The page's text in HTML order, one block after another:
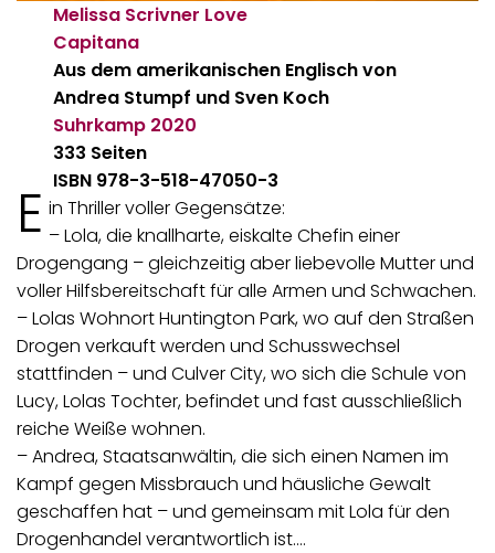
Melissa Scrivner Love
Capitana
Aus dem amerikanischen Englisch von
Andrea Stumpf und Sven Koch
Suhrkamp 2020
333 Seiten
ISBN 978-3-518-47050-3
E in Thriller voller Gegensätze:
– Lola, die knallharte, eiskalte Chefin einer
Drogengang – gleichzeitig aber liebevolle Mutter und
voller Hilfsbereitschaft für alle Armen und Schwachen.
– Lolas Wohnort Huntington Park, wo auf den Straßen
Drogen verkauft werden und Schusswechsel
stattfinden – und Culver City, wo sich die Schule von
Lucy, Lolas Tochter, befindet und fast ausschließlich
reiche Weiße wohnen.
– Andrea, Staatsanwältin, die sich einen Namen im
Kampf gegen Missbrauch und häusliche Gewalt
geschaffen hat – und gemeinsam mit Lola für den
Drogenhandel verantwortlich ist.…